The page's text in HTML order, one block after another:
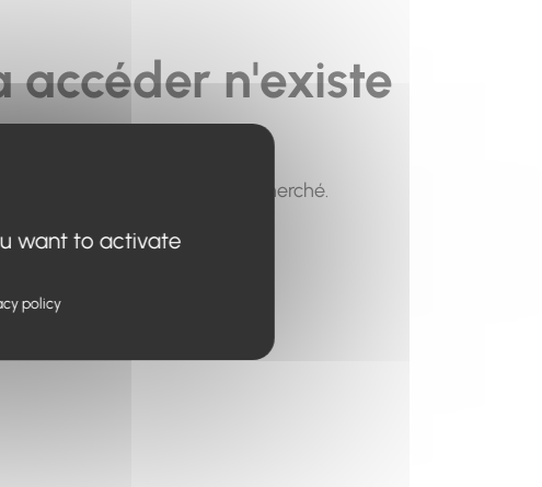
accéder n'existe
pour trouver le contenu recherché.
want to activate
policy